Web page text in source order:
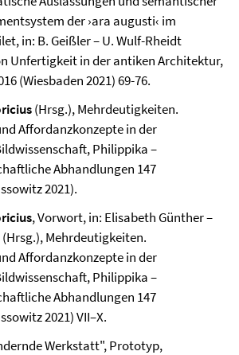
der ›ara augusti‹ im
in: B. Geißler – U. Wulf-Rheidt
Unfertigkeit in der antiken Architektur,
(Wiesbaden 2021) 69-76.
(Hrsg.), Mehrdeutigkeiten.
Affordanzkonzepte in der
Philippika –
Abhandlungen 147
2021).
, Vorwort, in: Elisabeth Günther –
Mehrdeutigkeiten.
Affordanzkonzepte in der
Philippika –
Abhandlungen 147
2021) VII–X.
Werkstatt", Prototyp,